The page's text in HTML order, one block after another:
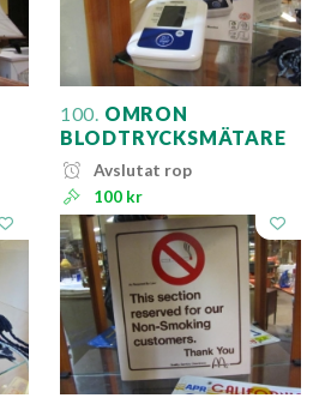
100. OMRON
BLODTRYCKSMÄTARE
Avslutat rop
100 kr